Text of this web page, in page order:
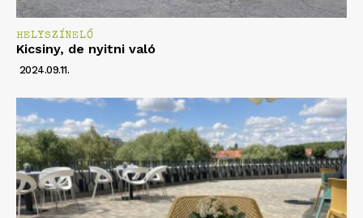
HELYSZÍNELŐ
Kicsiny, de nyitni való
2024.09.11.